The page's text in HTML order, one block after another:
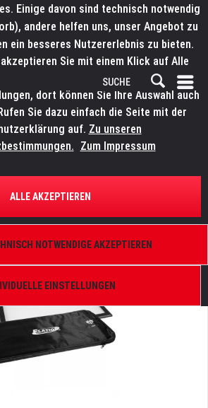
SCHEINWERFER UND KOMPONENTEN
Panel
Einige davon sind technisch notwendig
andere helfen uns, unser Angebot zu
ein besseres Nutzererlebnis zu bieten.
Sie mit einem Klick auf Alle
Informationen finden Sie in den
dort können Sie Ihre Auswahl auch
Sie dazu einfach die Seite mit der
auf. Zu unseren
Zum Impressum
EINSTELLUNGEN
NOTWENDIGE AKZEPTIEREN
ALLE AKZEPTIEREN